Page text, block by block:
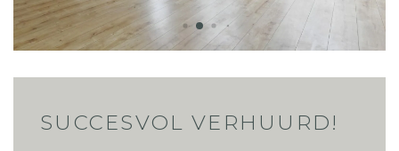
SUCCESVOL VERHUURD!